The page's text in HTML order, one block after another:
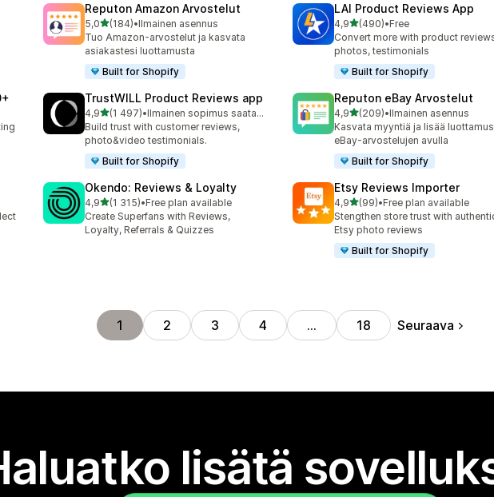
Reputon Amazon Arvostelut
5,0/ 5 tähteä
(184)
184 arvostelua yhteensä
•Ilmainen asennus
Tuo Amazon-arvostelut ja kasvata
asiakastesi luottamusta
Built for Shopify
LAI Product Reviews App
4,9/ 5 tähteä
(490)
490 arvostelua yhteensä
•Free
Convert more with product
photos, testimonials
Built for Shopify
TrustWILL Product Reviews app
4,9/ 5 tähteä
(1 497)
1497 arvostelua yhteensä
•
Ilmainen sopimus saatavilla
Build trust with customer reviews,
photo&video testimonials.
Built for Shopify
Reputon eBay Arvostelut
4,9/ 5 tähteä
(209)
209 arvostelua yhteensä
•Ilmainen asennus
Kasvata myyntiä ja lisää
eBay-arvostelujen avulla
Built for Shopify
Okendo: Reviews & Loyalty
4,9/ 5 tähteä
(1 315)
1315 arvostelua yhteensä
•Free plan available
Create Superfans with Reviews,
Loyalty, Referrals & Quizzes
Etsy Reviews Importer
4,9/ 5 tähteä
(99)
99 arvostelua yhteensä
•Free plan available
Stengthen store trust with
Etsy photo reviews
Built for Shopify
1 2 3 4 … 18 Seuraava
lisätä